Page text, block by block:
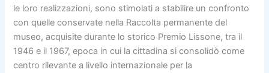
le loro realizzazioni, sono stimolati a stabilire un confronto
con quelle conservate nella Raccolta permanente del
museo, acquisite durante lo storico Premio Lissone, tra il
1946 e il 1967, epoca in cui la cittadina si consolidò come
centro rilevante a livello internazionale per la